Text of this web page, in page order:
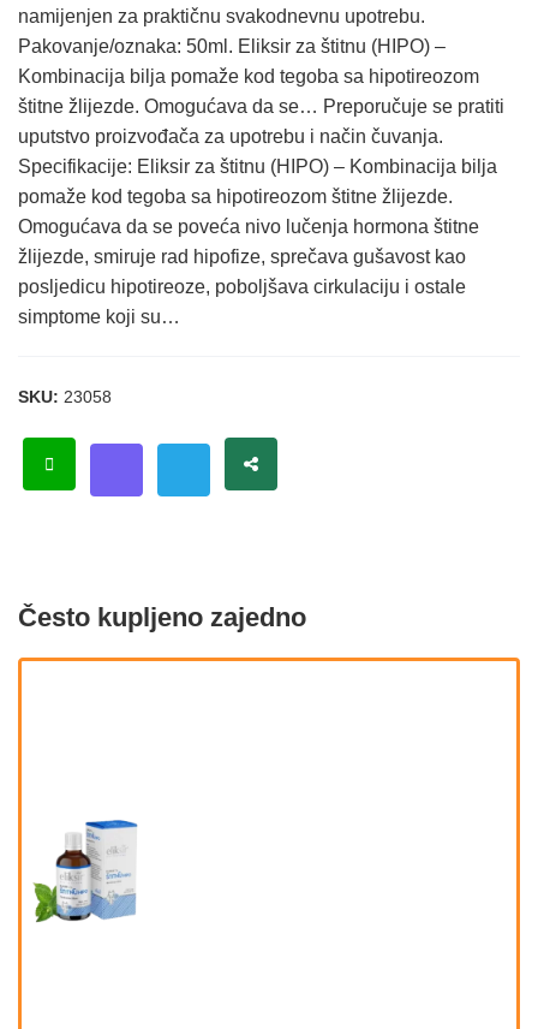
namijenjen za praktičnu svakodnevnu upotrebu.
Pakovanje/oznaka: 50ml. Eliksir za štitnu (HIPO) –
Kombinacija bilja pomaže kod tegoba sa hipotireozom
štitne žlijezde. Omogućava da se… Preporučuje se pratiti
uputstvo proizvođača za upotrebu i način čuvanja.
Specifikacije: Eliksir za štitnu (HIPO) – Kombinacija bilja
pomaže kod tegoba sa hipotireozom štitne žlijezde.
Omogućava da se poveća nivo lučenja hormona štitne
žlijezde, smiruje rad hipofize, sprečava gušavost kao
posljedicu hipotireoze, poboljšava cirkulaciju i ostale
simptome koji su…
SKU: 23058
Često kupljeno zajedno